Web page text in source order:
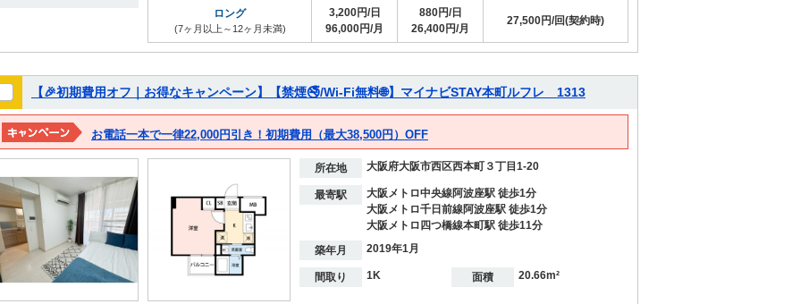
ロング
(7ヶ月以上～12ヶ月未満)
3,200円/日
96,000円/月
880円/日
26,400円/月
27,500円/回(契約時)
【🎉初期費用オフ｜お得なキャンペーン】【禁煙🚭/Wi-Fi無料🌐】マイナビSTAY本町ルフレ 1313
お電話一本で一律22,000円引き！初期費用（最大38,500円）OFF
所在地 大阪府大阪市西区西本町３丁目1-20
最寄駅
大阪メトロ中央線阿波座駅 徒歩1分
大阪メトロ千日前線阿波座駅 徒歩1分
大阪メトロ四つ橋線本町駅 徒歩11分
築年月
2019年1月
間取り 1K 面積 20.66m²